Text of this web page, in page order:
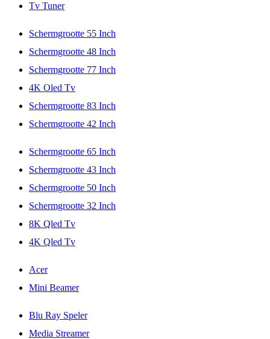
Tv Tuner
Schermgrootte 55 Inch
Schermgrootte 48 Inch
Schermgrootte 77 Inch
4K Oled Tv
Schermgrootte 83 Inch
Schermgrootte 42 Inch
Schermgrootte 65 Inch
Schermgrootte 43 Inch
Schermgrootte 50 Inch
Schermgrootte 32 Inch
8K Qled Tv
4K Qled Tv
Acer
Mini Beamer
Blu Ray Speler
Media Streamer